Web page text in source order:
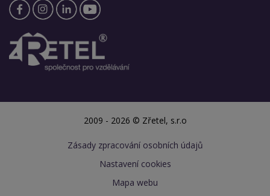
2009 - 2026 © Zřetel, s.r.o
Zásady zpracování osobních údajů
Nastavení cookies
Mapa webu